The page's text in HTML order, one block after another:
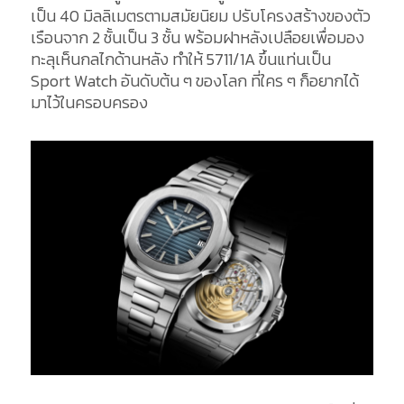
เป็น 40 มิลลิเมตรตามสมัยนิยม ปรับโครงสร้างของตัว
เรือนจาก 2 ชั้นเป็น 3 ชั้น พร้อมฝาหลังเปลือยเพื่อมอง
ทะลุเห็นกลไกด้านหลัง ทำให้ 5711/1A ขึ้นแท่นเป็น
Sport Watch อันดับต้น ๆ ของโลก ที่ใคร ๆ ก็อยากได้
มาไว้ในครอบครอง